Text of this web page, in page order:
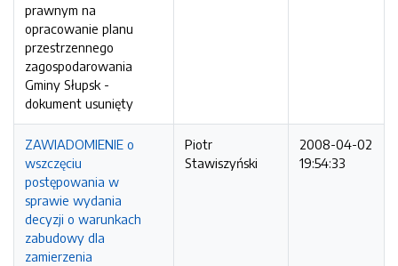
prawnym na
opracowanie planu
przestrzennego
zagospodarowania
Gminy Słupsk -
dokument usunięty
ZAWIADOMIENIE o
wszczęciu
postępowania w
sprawie wydania
decyzji o warunkach
zabudowy dla
zamierzenia
Piotr
Stawiszyński
2008-04-02
19:54:33